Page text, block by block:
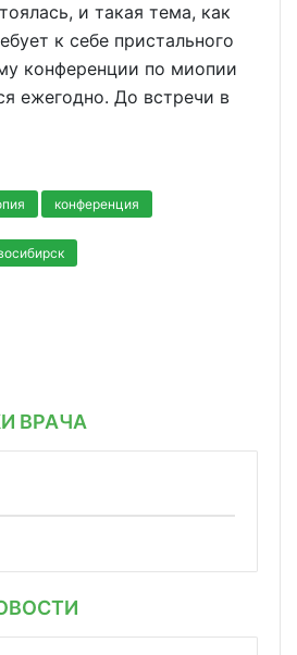
и такая тема, как
к себе пристального
конференции по миопии
ежегодно. До встречи в
конференция
ВРАЧА